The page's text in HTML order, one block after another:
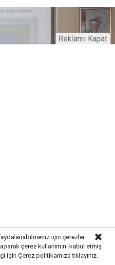
amacıyla ekipler
çalışmaları
için çerezler
çerez kullanımını kabul etmiş
için Çerez politikamıza tıklayınız.
Reklamı Kapat